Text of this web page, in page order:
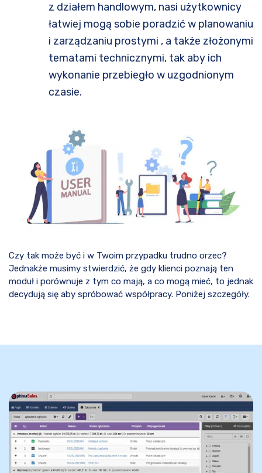
z działem handlowym, nasi użytkownicy
łatwiej mogą sobie poradzić w planowaniu
i zarządzaniu prostymi , a także złożonymi
tematami technicznymi, tak aby ich
wykonanie przebiegło w uzgodnionym
czasie.
Czy tak może być i w Twoim przypadku trudno orzec?
Jednakże musimy stwierdzić, że gdy klienci poznają ten
moduł i porównuje z tym co mają, a co mogą mieć, to jednak
decydują się aby spróbować współpracy. Poniżej szczegóły.